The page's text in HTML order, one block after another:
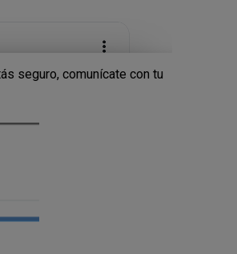
seguro, comunícate con tu